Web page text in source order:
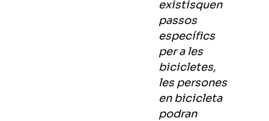
existisquen
passos
específics
per a les
bicicletes,
les persones
en bicicleta
podran